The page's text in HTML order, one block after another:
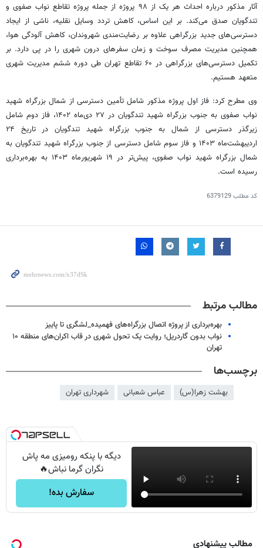
آثار مذکور درباره احداث هر یک از ۹۸ پروژه از جمله پروژه تقاطع نواب صفوی و
تندگویان صدق می‌کند. بر این اساس، کاهش تردد وسایل نقلیه، ناشی از ایجاد
دسترسی‌های جدید بزرگراهی علاوه بر رضایت‌مندی شهروندان، کاهش آلودگی هوا،
همچنین مدیریت مصرف سوخت و زمان سفرهای درون شهری را در پی دارد. بر
تکمیل دسترسی‌های بزرگراهی در ۶۰ تقاطع تهران طی دوره ششم مدیریت شهری
متعهد هستیم.
وی مطرح کرد: فاز اول پروژه مذکور شامل تأمین دسترسی از شمال بزرگراه شهید
نواب صفوی به جنوب بزرگراه شهید تندگویان در ۲۷ دی‌ماه ۱۴۰۲، فاز دوم شامل
زیرگذر دسترسی از شمال به جنوب بزرگراه شهید تندگویان در تاریخ ۲۴
اردیبهشت‌ماه ۱۴۰۳ و فاز سوم شامل دسترسی از جنوب بزرگراه شهید تندگویان به
شمال بزرگراه شهید نواب صفوی، پیش‌تر در ۱۹ شهریورماه ۱۴۰۳ به بهره‌برداری
رسیده است.
کد مطلب6379129
مطالب مرتبط
بهره‌برداری از پروژه اتصال بزرگراه‌های فهمیده_لشگری تا پاییز
نواب بدون گاردریل؛ روایت یک تحول شهری در قاب اکران‌های منطقه ۱۰
تهران
برچسب‌ها
بهشت زهرا(س) عباس شعبانی شهرداری تهران
دیگه با پنکه رومیزی مه پاش
نگران گرما نباش🔥
سفارش بده!
مطالب پیشنهادی